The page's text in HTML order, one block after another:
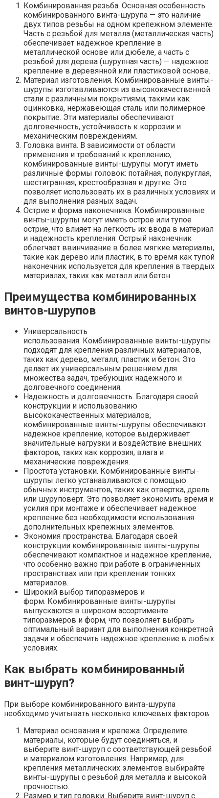
Комбинированная резьба. Основная особенность
комбинированного винта-шурупа — это наличие
двух типов резьбы на одном крепежном элементе.
Часть с резьбой для металла (металлическая часть)
обеспечивает надежное крепление в
металлической основе или дюбеле, а часть с
резьбой для дерева (шурупная часть) — надежное
крепление в деревянной или пластиковой основе.
Материал изготовления. Комбинированные винты-
шурупы изготавливаются из высококачественной
стали с различными покрытиями, такими как
оцинковка, нержавеющая сталь или полимерное
покрытие. Эти материалы обеспечивают
долговечность, устойчивость к коррозии и
механическим повреждениям.
Головка винта. В зависимости от области
применения и требований к креплению,
комбинированные винты-шурупы могут иметь
различные формы головок: потайная, полукруглая,
шестигранная, крестообразная и другие. Это
позволяет использовать их в различных условиях и
для выполнения разных задач.
Острие и форма наконечника. Комбинированные
винты-шурупы могут иметь острое или тупое
острие, что влияет на легкость их ввода в материал
и надежность крепления. Острый наконечник
облегчает ввинчивание в более мягкие материалы,
такие как дерево или пластик, в то время как тупой
наконечник используется для крепления в твердых
материалах, таких как металл или бетон.
Преимущества комбинированных
винтов-шурупов
Универсальность
использования. Комбинированные винты-шурупы
подходят для крепления различных материалов,
таких как дерево, металл, пластик и бетон. Это
делает их универсальным решением для
множества задач, требующих надежного и
долговечного соединения.
Надежность и долговечность. Благодаря своей
конструкции и использованию
высококачественных материалов,
комбинированные винты-шурупы обеспечивают
надежное крепление, которое выдерживает
значительные нагрузки и воздействие внешних
факторов, таких как коррозия, влага и
механические повреждения.
Простота установки. Комбинированные винты-
шурупы легко устанавливаются с помощью
обычных инструментов, таких как отвертка, дрель
или шуруповерт. Это позволяет экономить время и
усилия при монтаже и обеспечивает надежное
крепление без необходимости использования
дополнительных крепежных элементов.
Экономия пространства. Благодаря своей
конструкции комбинированные винты-шурупы
обеспечивают компактное и надежное крепление,
что особенно важно при работе в ограниченных
пространствах или при креплении тонких
материалов.
Широкий выбор типоразмеров и
форм. Комбинированные винты-шурупы
выпускаются в широком ассортименте
типоразмеров и форм, что позволяет выбрать
оптимальный вариант для выполнения конкретной
задачи и обеспечить надежное крепление в любых
условиях.
Как выбрать комбинированный
винт-шуруп?
При выборе комбинированного винта-шурупа
необходимо учитывать несколько ключевых факторов:
Материал основания и крепежа. Определите
материалы, которые будут соединяться, и
выберите винт-шуруп с соответствующей резьбой
и материалом изготовления. Например, для
крепления металлических элементов выбирайте
винты-шурупы с резьбой для металла и высокой
прочностью.
Размер и тип головки. Выберите винт-шуруп с